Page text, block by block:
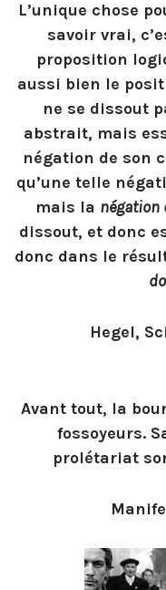
L’unique chose
savoir vrai,
proposition
aussi bien le
ne se dissout
abstrait, mais
négation de son
qu’une telle
mais la négation
dissout, et donc
donc dans le
Hegel,
Avant tout, la
fossoyeurs.
prolétariat